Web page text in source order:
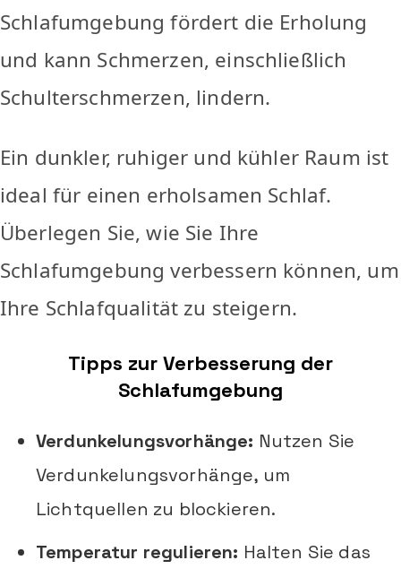
Schlafumgebung fördert die Erholung
und kann Schmerzen, einschließlich
Schulterschmerzen, lindern.
Ein dunkler, ruhiger und kühler Raum ist
ideal für einen erholsamen Schlaf.
Überlegen Sie, wie Sie Ihre
Schlafumgebung verbessern können, um
Ihre Schlafqualität zu steigern.
Tipps zur Verbesserung der
Schlafumgebung
Verdunkelungsvorhänge: Nutzen Sie
Verdunkelungsvorhänge, um
Lichtquellen zu blockieren.
Temperatur regulieren: Halten Sie das